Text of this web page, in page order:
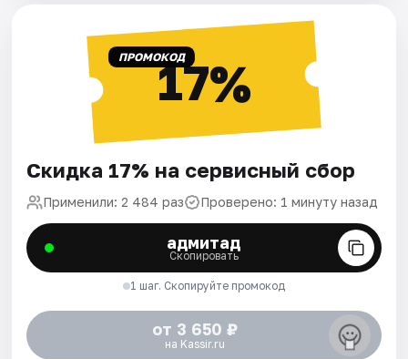
ПРОМОКОД17%
Скидка 17% на сервисный сбор
Применили: 2 484 раз Проверено: 1 минуту назад
адмитад
Скопировать
1 шаг. Скопируйте промокод
от 3 650 ₽
на Kassir.ru